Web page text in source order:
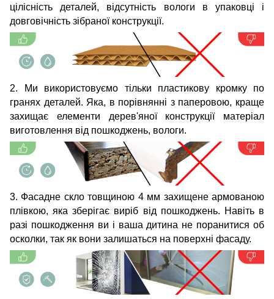
цілісність деталей, відсутність вологи в упаковці і
довговічність зібраної конструкції.
2. Ми використовуємо тільки пластикову кромку по
гранях деталей. Яка, в порівнянні з паперовою, краще
захищає елементи дерев'яної конструкції матеріал
виготовлення від пошкоджень, вологи.
3. Фасадне скло товщиною 4 мм захищене армованою
плівкою, яка зберігає виріб від пошкоджень. Навіть в
разі пошкодження ви і ваша дитина не поранитися об
осколки, так як вони залишаться на поверхні фасаду.